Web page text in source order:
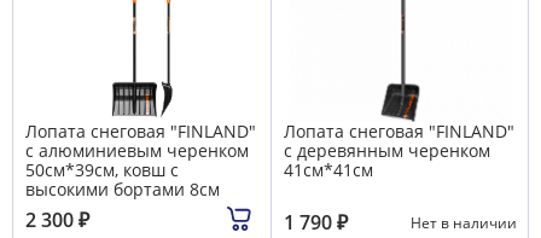
Лопата снеговая "FINLAND"
с алюминиевым черенком
50см*39см, ковш с
высокими бортами 8см
2 300₽
Лопата снеговая "FINLAND"
с деревянным черенком
41см*41см
1 790₽ Нет в наличии